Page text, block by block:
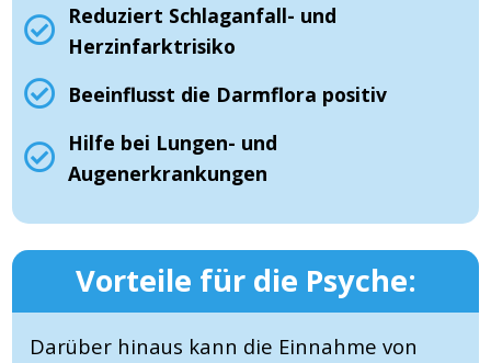
Reduziert Schlaganfall- und
Herzinfarktrisiko
Beeinflusst die Darmflora positiv
Hilfe bei Lungen- und
Augenerkrankungen
Vorteile für die Psyche:
Darüber hinaus kann die Einnahme von